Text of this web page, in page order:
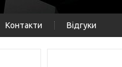
Контакти Відгуки